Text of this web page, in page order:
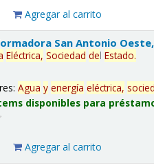
Agregar al carrito
San Antonio
Eléctrica, Sociedad delEstado.
Agua y energía eléctrica,
disponibles para
Agregar al carrito